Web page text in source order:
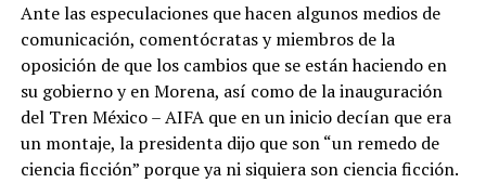
Ante las especulaciones que hacen algunos medios de
comunicación, comentócratas y miembros de la
oposición de que los cambios que se están haciendo en
su gobierno y en Morena, así como de la inauguración
del Tren México – AIFA que en un inicio decían que era
un montaje, la presidenta dijo que son “un remedo de
ciencia ficción” porque ya ni siquiera son ciencia ficción.